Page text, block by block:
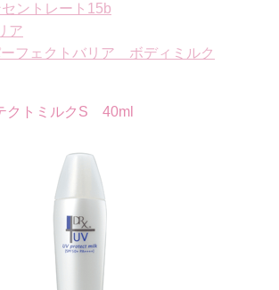
ントレート15b
ア
フェクトバリア ボディミルク
クトミルクS 40ml